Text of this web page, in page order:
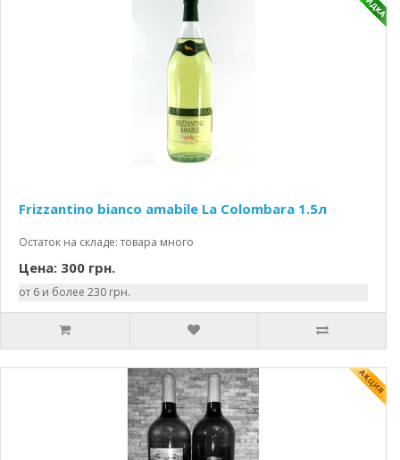
Frizzantino bianco amabile La Colombara 1.5л
Остаток на складе: товара много
Цена: 300 грн.
от 6 и более 230 грн.